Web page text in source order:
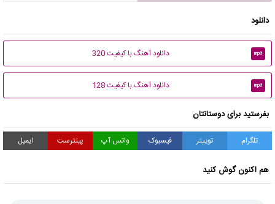
دانلود
mp3 دانلود آهنگ با کیفیت 320
mp3 دانلود آهنگ با کیفیت 128
بفرستید برای دوستانتان
تلگرام توییتر فیسبوک واتس آپ پینترست ایمیل
هم اکنون گوش کنید